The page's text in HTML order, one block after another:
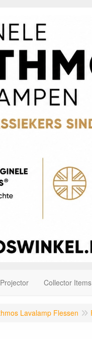
Collector Items
Lavalamp Flessen